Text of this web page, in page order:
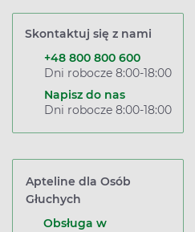
Skontaktuj się z nami
+48 800 800 600
Dni robocze 8:00-18:00
Napisz do nas
Dni robocze 8:00-18:00
Apteline dla Osób
Głuchych
Obsługa w